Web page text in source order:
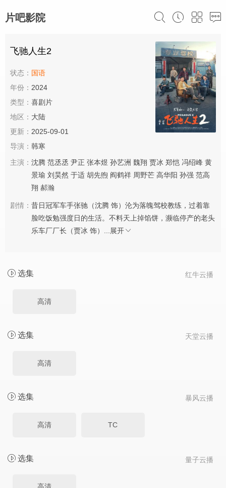
片吧影院
飞驰人生2
状态： 国语
年份： 2024
类型： 喜剧片
地区： 大陆
更新： 2025-09-01
导演： 韩寒
主演： 沈腾 范丞丞 尹正 张本煜 孙艺洲 魏翔 贾冰 郑恺 冯绍峰 黄
景瑜 刘昊然 于适 胡先煦 阎鹤祥 周野芒 高华阳 孙强 范高
翔 郝瀚
剧情： 昔日冠军车手张驰（沈腾 饰）沦为落魄驾校教练，过着靠
脸吃饭勉强度日的生活。不料天上掉馅饼，濒临停产的老头
乐车厂厂长（贾冰 饰）...
展开
红牛云播
选集
高清
天堂云播
选集
高清
暴风云播
选集
高清 TC
量子云播
选集